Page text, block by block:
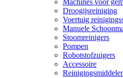
Machines voor
Droogijsreiniging
Voertuig
Manuele
Stoomreinigers
Pompen
Robotstofzuigers
Accessoire